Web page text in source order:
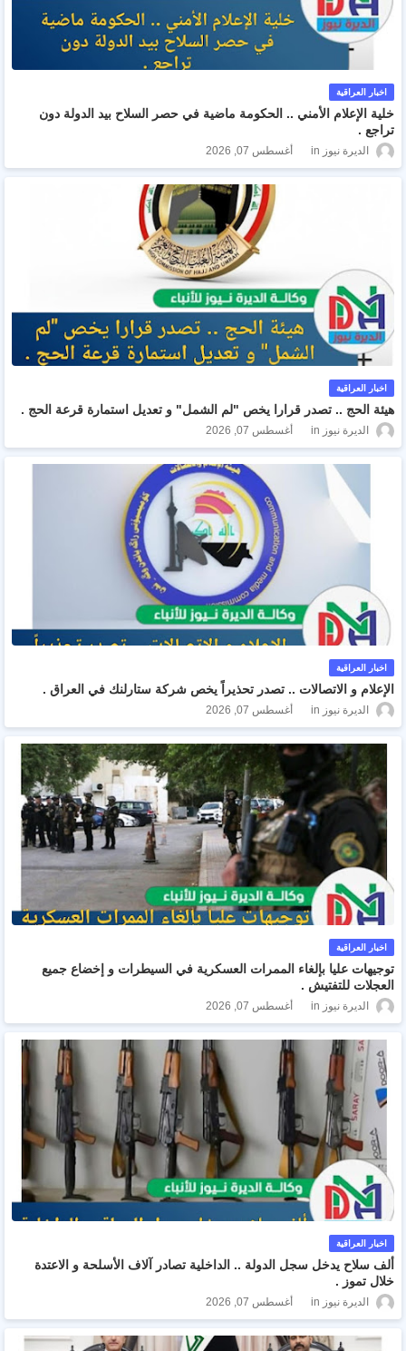
اخبار العراقية
خلية الإعلام الأمني .. الحكومة ماضية في حصر السلاح بيد الدولة دون
تراجع .
الديرة نيوز أغسطس 07, 2026
اخبار العراقية
هيئة الحج .. تصدر قرارا يخص "لم الشمل" و تعديل استمارة قرعة الحج .
الديرة نيوز أغسطس 07, 2026
اخبار العراقية
الإعلام و الاتصالات .. تصدر تحذيراً يخص شركة ستارلنك في العراق .
الديرة نيوز أغسطس 07, 2026
اخبار العراقية
توجيهات عليا بإلغاء الممرات العسكرية في السيطرات و إخضاع جميع
العجلات للتفتيش .
الديرة نيوز أغسطس 07, 2026
اخبار العراقية
ألف سلاح يدخل سجل الدولة .. الداخلية تصادر آلاف الأسلحة و الاعتدة
خلال تموز .
الديرة نيوز أغسطس 07, 2026